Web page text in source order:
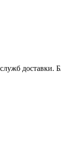
доставки.